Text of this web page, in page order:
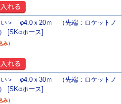
い＞ φ4.0ｘ20ｍ （先端：ロケットノ
[SKαホース]
み）
い＞ φ4.0ｘ30ｍ （先端：ロケットノ
[SKαホース]
み）